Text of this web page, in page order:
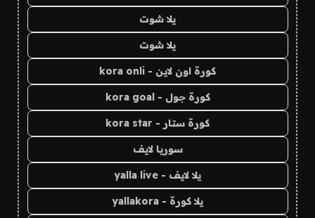
يلا شوت
يلا شوت
كورة اون لاين - kora onli
كورة جول - kora goal
كورة ستار - kora star
سوريا لايف
يلا لايف - yalla live
يلا كورة - yallakora